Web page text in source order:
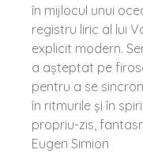
în mijlocul unui
registru liric al lui
explicit modern.
a așteptat pe
pentru a se
în ritmurile şi în
propriu-zis,
Eugen Simion